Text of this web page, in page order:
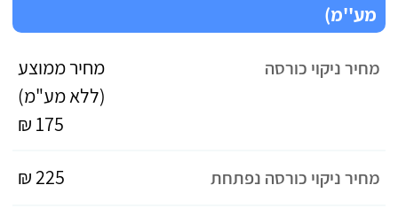
מע''מ)
מחיר ניקוי כורסה
מחיר ממוצע
(ללא מע"מ)
175 ₪
מחיר ניקוי כורסה נפתחת 225 ₪